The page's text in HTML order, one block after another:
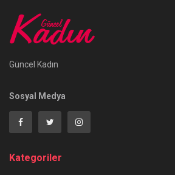
Güncel Kadın
Sosyal Medya
Kategoriler